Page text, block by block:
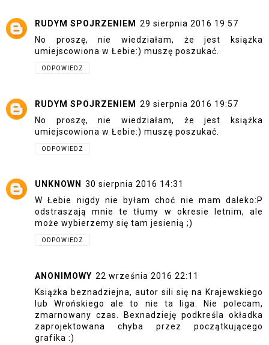
RUDYM SPOJRZENIEM
29 sierpnia 2016 19:57
No proszę, nie wiedziałam, że jest książka
umiejscowiona w Łebie:) muszę poszukać.
ODPOWIEDZ
RUDYM SPOJRZENIEM 29 sierpnia 2016 19:57
No proszę, nie wiedziałam, że jest książka
umiejscowiona w Łebie:) muszę poszukać.
ODPOWIEDZ
UNKNOWN
30 sierpnia 2016 14:31
W Łebie nigdy nie byłam choć nie mam daleko:P
odstraszają mnie te tłumy w okresie letnim, ale
może wybierzemy się tam jesienią ;)
ODPOWIEDZ
ANONIMOWY 22 września 2016 22:11
Książka beznadziejna, autor sili się na Krajewskiego
lub Wrońskiego ale to nie ta liga. Nie polecam,
zmarnowany czas. Bexnadzieję podkreśla okładka
zaprojektowana chyba przez początkującego
grafika :)